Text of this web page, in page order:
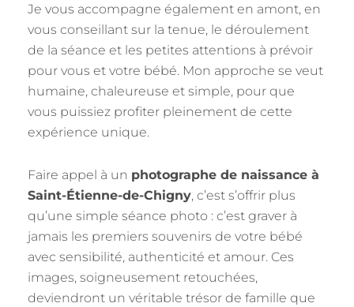
Je vous accompagne également en amont, en
vous conseillant sur la tenue, le déroulement
de la séance et les petites attentions à prévoir
pour vous et votre bébé. Mon approche se veut
humaine, chaleureuse et simple, pour que
vous puissiez profiter pleinement de cette
expérience unique.
Faire appel à un photographe de naissance à
Saint-Étienne-de-Chigny, c’est s’offrir plus
qu’une simple séance photo : c’est graver à
jamais les premiers souvenirs de votre bébé
avec sensibilité, authenticité et amour. Ces
images, soigneusement retouchées,
deviendront un véritable trésor de famille que